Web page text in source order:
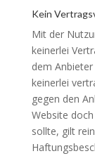
Kein
Mit der
keinerlei
dem
keinerlei
gegen den
Website
sollte, gilt